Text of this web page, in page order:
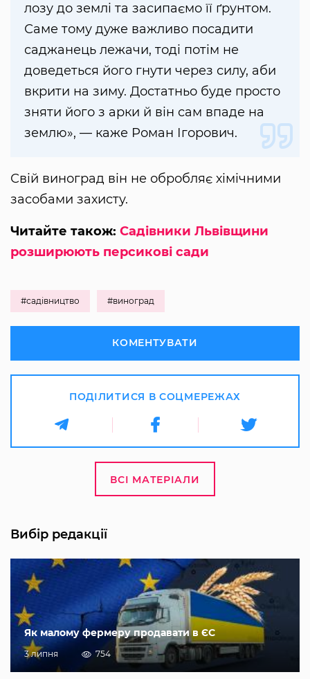
лозу до землі та засипаємо її ґрунтом.
Саме тому дуже важливо посадити
саджанець лежачи, тоді потім не
доведеться його гнути через силу, аби
вкрити на зиму. Достатньо буде просто
зняти його з арки й він сам впаде на
землю», — каже Роман Ігорович.
Свій виноград він не обробляє хімічними
засобами захисту.
Читайте також: Садівники Львівщини
розширюють персикові сади
#садівництво #виноград
КОМЕНТУВАТИ
ПОДІЛИТИСЯ В СОЦМЕРЕЖАХ
ВСІ МАТЕРІАЛИ
Вибір редакції
Як малому фермеру продавати в ЄС
3 липня 754